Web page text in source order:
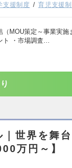
支援制度 育児支援
（MOU策定～事業実施
ト ・市場調査…
世界を舞
万円～】